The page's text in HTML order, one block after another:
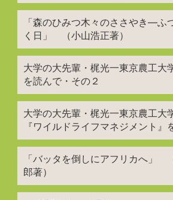
「森のひみつ木々のささやき―ふ
く日」 （小山浩正著）
大学の大先輩・梶光一東京農工大
を読んで・その２
大学の大先輩・梶光一東京農工大
『ワイルドライフマネジメント』
「バッタを倒しにアフリカへ」
郎著）